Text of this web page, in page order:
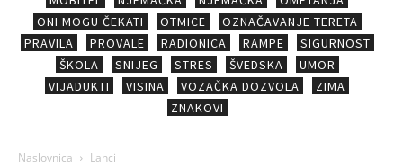
ONI MOGU ČEKATI
OTMICE
OZNAČAVANJE TERETA
PRAVILA
PROVALE RADIONICA RAMPE
SIGURNOST
ŠKOLA
SNIJEG STRES ŠVEDSKA
UMOR
VIJADUKTI
VISINA VOZAČKA DOZVOLA
ZIMA
ZNAKOVI
Naslovnica Lanci